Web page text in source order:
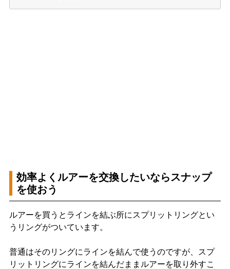
効率よくルアーを交換したいならスナップ
を使おう
ルアーを買うとラインを結ぶ所にスプリットリングとい
うリングがついています。
普通はそのリングにラインを結んで使うのですが、スプ
リットリングにラインを結んだままルアーを取り外すこ